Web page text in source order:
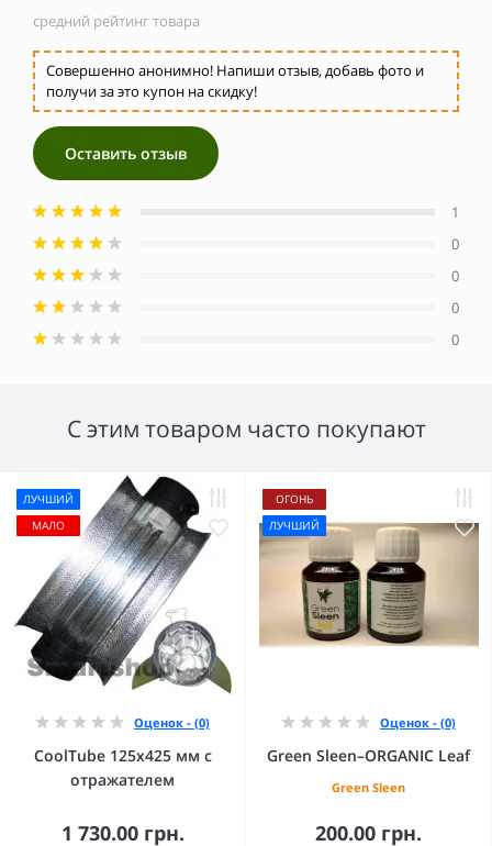
средний рейтинг товара
Совершенно анонимно! Напиши отзыв, добавь фото и
получи за это купон на скидку!
Оставить отзыв
1
0
0
0
0
С этим товаром часто покупают
ЛУЧШИЙ
МАЛО
Оценок - (0)
CoolTube 125х425 мм с
отражателем
1 730.00 грн.
ОГОНЬ
ЛУЧШИЙ
Оценок - (0)
Green Sleen–ORGANIC Leaf
Green Sleen
200.00 грн.